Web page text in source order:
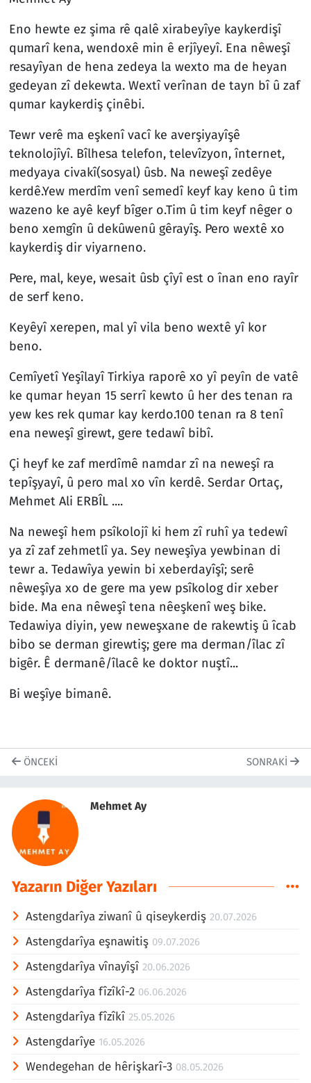
Eno hewte ez şima rê qalê xirabeyîye kaykerdişî
qumarî kena, wendoxê min ê erjîyeyî. Ena nêweşî
resayîyan de hena zedeya la wexto ma de heyan
gedeyan zî dekewta. Wextî verînan de tayn bî û zaf
qumar kaykerdiş çinêbi.
Tewr verê ma eşkenî vacî ke averşiyayîşê
teknolojîyî. Bîlhesa telefon, televîzyon, înternet,
medyaya civakî(sosyal) ûsb. Na neweşî zedêye
kerdê.Yew merdîm venî semedî keyf kay keno û tim
wazeno ke ayê keyf bîger o.Tim û tim keyf nêger o
beno xemgîn û dekûwenû gêrayîş. Pero wextê xo
kaykerdiş dir viyarneno.
Pere, mal, keye, wesait ûsb çîyî est o înan eno rayîr
de serf keno.
Keyêyî xerepen, mal yî vila beno wextê yî kor
beno.
Cemîyetî Yeşîlayî Tirkiya raporê xo yî peyîn de vatê
ke qumar heyan 15 serrî kewto û her des tenan ra
yew kes rek qumar kay kerdo.100 tenan ra 8 tenî
ena neweşî girewt, gere tedawî bibî.
Çi heyf ke zaf merdîmê namdar zî na neweşî ra
tepîşyayî, û pero mal xo vîn kerdê. Serdar Ortaç,
Mehmet Ali ERBÎL ....
Na neweşî hem psîkolojî ki hem zî ruhî ya tedewî
ya zî zaf zehmetlî ya. Sey neweşîya yewbinan di
tewr a. Tedawîya yewin bi xeberdayîşî; serê
nêweşîya xo de gere ma yew psîkolog dir xeber
bide. Ma ena nêweşî tena nêeşkenî weş bike.
Tedawiya diyin, yew neweşxane de rakewtiş û îcab
bibo se derman girewtiş; gere ma derman/îlac zî
bigêr. Ê dermanê/îlacê ke doktor nuştî...
Bi weşîye bimanê.
ÖNCEKI SONRAKI
Mehmet Ay
Yazarın Diğer Yazıları
Astengdarîya ziwanî û qiseykerdiş 20.07.2026
Astengdarîya eşnawitiş 09.07.2026
Astengdarîya vînayîşî 20.06.2026
Astengdarîya fîzîkî-2 06.06.2026
Astengdarîya fîzîkî 25.05.2026
Astengdarîye 16.05.2026
Wendegehan de hêrişkarî-3 08.05.2026